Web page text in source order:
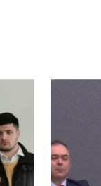
mnogo
je
reporterima
*OVO JE
ne
narodu